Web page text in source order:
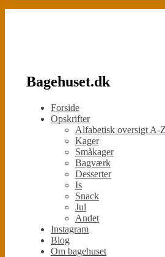
Bagehuset.dk
Forside
Opskrifter
Alfabetisk oversigt A-Z
Kager
Småkager
Bagværk
Desserter
Is
Snack
Jul
Andet
Instagram
Blog
Om bagehuset